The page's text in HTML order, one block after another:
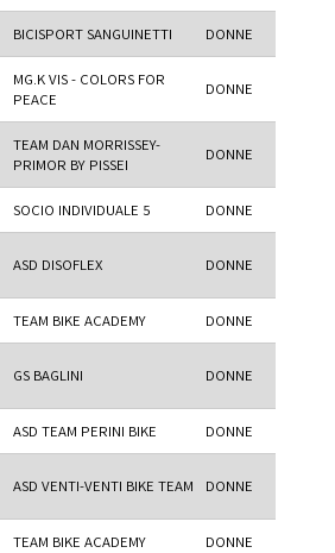
BICISPORT SANGUINETTI DONNE
MG.K VIS - COLORS FOR
PEACE
DONNE
TEAM DAN MORRISSEY-
PRIMOR BY PISSEI
DONNE
SOCIO INDIVIDUALE 5 DONNE
ASD DISOFLEX DONNE
TEAM BIKE ACADEMY DONNE
GS BAGLINI DONNE
ASD TEAM PERINI BIKE DONNE
ASD VENTI-VENTI BIKE TEAM DONNE
TEAM BIKE ACADEMY DONNE